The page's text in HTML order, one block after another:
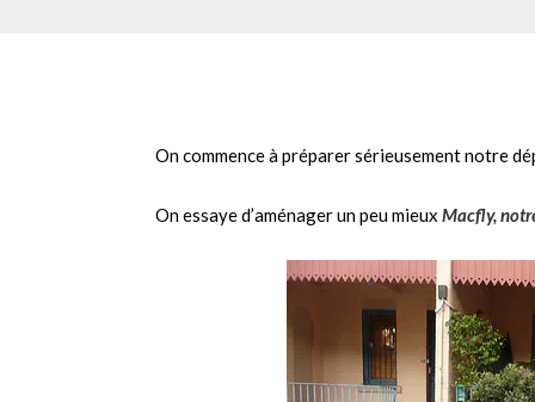
On commence à préparer sérieusement notre
On essaye d’aménager un peu mieux Macfly,